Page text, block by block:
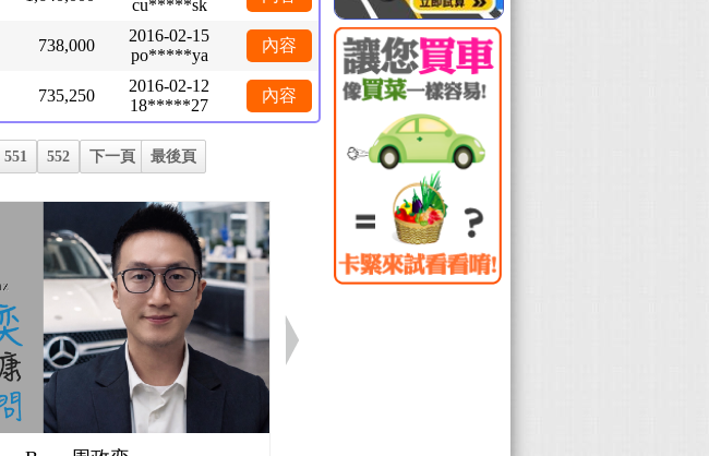
cu*****sk
738,000
2016-02-15
po*****ya
內容
735,250
2016-02-12
18*****27
內容
551 552 下一頁 最後頁